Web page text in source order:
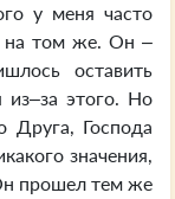
у меня часто
на том же. Он –
оставить
этого. Но
Друга, Господа
значения,
прошел тем же